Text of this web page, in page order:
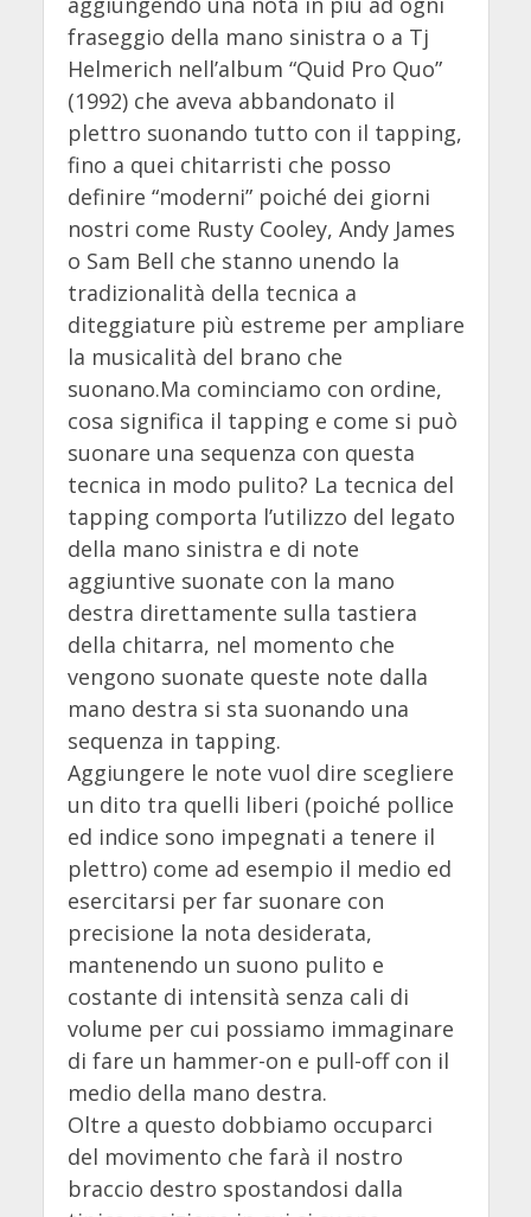
fraseggio della mano sinistra o a Tj
Helmerich nell’album “Quid Pro Quo”
(1992) che aveva abbandonato il
plettro suonando tutto con il tapping,
fino a quei chitarristi che posso
definire “moderni” poiché dei giorni
nostri come Rusty Cooley, Andy James
o Sam Bell che stanno unendo la
tradizionalità della tecnica a
diteggiature più estreme per ampliare
la musicalità del brano che
suonano.Ma cominciamo con ordine,
cosa significa il tapping e come si può
suonare una sequenza con questa
tecnica in modo pulito? La tecnica del
tapping comporta l’utilizzo del legato
della mano sinistra e di note
aggiuntive suonate con la mano
destra direttamente sulla tastiera
della chitarra, nel momento che
vengono suonate queste note dalla
mano destra si sta suonando una
sequenza in tapping.
Aggiungere le note vuol dire scegliere
un dito tra quelli liberi (poiché pollice
ed indice sono impegnati a tenere il
plettro) come ad esempio il medio ed
esercitarsi per far suonare con
precisione la nota desiderata,
mantenendo un suono pulito e
costante di intensità senza cali di
volume per cui possiamo immaginare
di fare un hammer-on e pull-off con il
medio della mano destra.
Oltre a questo dobbiamo occuparci
del movimento che farà il nostro
braccio destro spostandosi dalla